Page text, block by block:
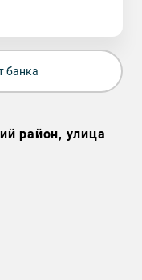
банка
район, улица